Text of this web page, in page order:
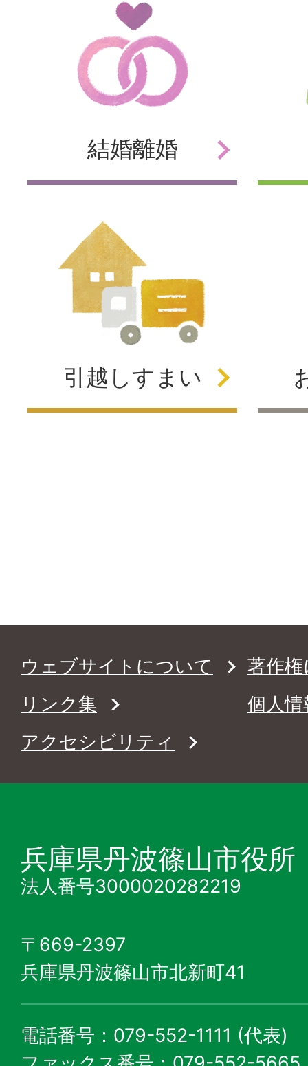
結婚離婚
引越しすまい
ウェブサイトについて
著作
リンク集
個人
アクセシビリティ
兵庫県丹波篠山市役所
法人番号3000020282219
〒669-2397
兵庫県丹波篠山市北新町41
電話番号：079-552-1111 (代表)